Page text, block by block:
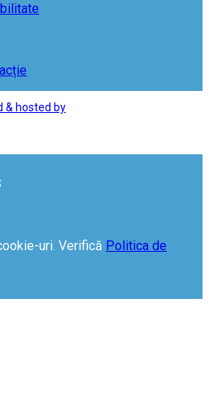
& hosted by
uri. Verifică Politica de